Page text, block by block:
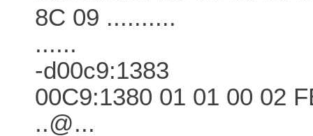
8C 09 ..........
......
-d00c9:1383
00C9:1380 01 01 00 02
..@...